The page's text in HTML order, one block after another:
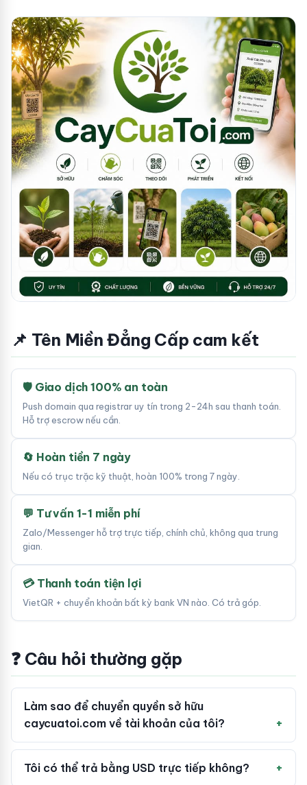
📌 Tên Miền Đẳng Cấp cam kết
🛡 Giao dịch 100% an toàn
Push domain qua registrar uy tín trong 2-24h sau thanh toán.
Hỗ trợ escrow nếu cần.
🔄 Hoàn tiền 7 ngày
Nếu có trục trặc kỹ thuật, hoàn 100% trong 7 ngày.
💬 Tư vấn 1-1 miễn phí
Zalo/Messenger hỗ trợ trực tiếp, chính chủ, không qua trung
gian.
💳 Thanh toán tiện lợi
VietQR + chuyển khoản bất kỳ bank VN nào. Có trả góp.
❓ Câu hỏi thường gặp
Làm sao để chuyển quyền sở hữu
caycuatoi.com về tài khoản của tôi?
Tôi có thể trả bằng USD trực tiếp không?